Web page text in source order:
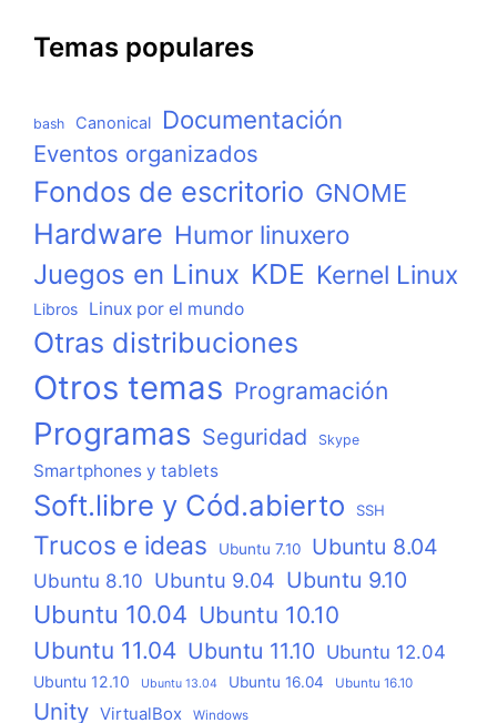
Temas populares
bash Canonical Documentación
Eventos organizados
Fondos de escritorio GNOME
Hardware Humor linuxero
Juegos en Linux KDE Kernel Linux
Libros Linux por el mundo
Otras distribuciones
Otros temas Programación
Programas Seguridad Skype
Smartphones y tablets
Soft.libre y Cód.abierto SSH
Trucos e ideas Ubuntu 7.10 Ubuntu 8.04
Ubuntu 8.10 Ubuntu 9.04 Ubuntu 9.10
Ubuntu 10.04 Ubuntu 10.10
Ubuntu 11.04 Ubuntu 11.10 Ubuntu 12.04
Ubuntu 12.10 Ubuntu 13.04 Ubuntu 16.04 Ubuntu 16.10
Unity VirtualBox Windows